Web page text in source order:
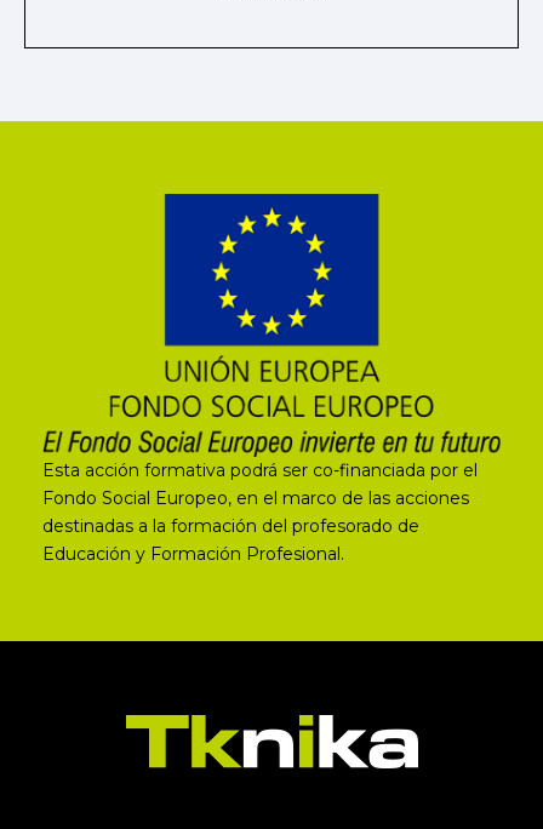
Esta acción formativa podrá ser co-financiada por el
Fondo Social Europeo, en el marco de las acciones
destinadas a la formación del profesorado de
Educación y Formación Profesional.